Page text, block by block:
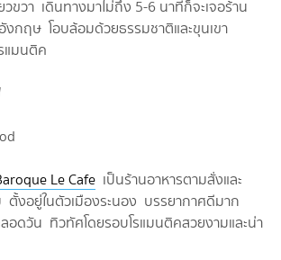
ขวา เดินทางมาไม่ถึง 5-6 นาทีก็จะเจอร้าน
งกฤษ โอบล้อมด้วยธรรมชาติและขุนเขา
แมนติค
Le Cafe เป็นร้านอาหารตามสั่งและ
ตั้งอยู่ในตัวเมืองระนอง บรรยากาศดีมาก
อดวัน ทิวทัศโดยรอบโรแมนติคสวยงามและน่า